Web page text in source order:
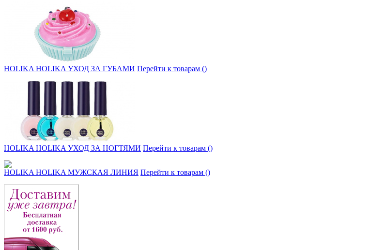
HOLIKA HOLIKA УХОД ЗА ГУБАМИ Перейти к товарам ()
HOLIKA HOLIKA УХОД ЗА НОГТЯМИ Перейти к товарам ()
HOLIKA HOLIKA МУЖСКАЯ ЛИНИЯ Перейти к товарам ()